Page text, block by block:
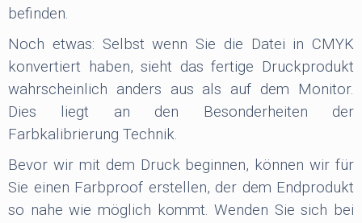
befinden.
Noch etwas: Selbst wenn Sie die Datei in CMYK
konvertiert haben, sieht das fertige Druckprodukt
wahrscheinlich anders aus als auf dem Monitor.
Dies liegt an den Besonderheiten der
Farbkalibrierung Technik.
Bevor wir mit dem Druck beginnen, können wir für
Sie einen Farbproof erstellen, der dem Endprodukt
so nahe wie möglich kommt. Wenden Sie sich bei